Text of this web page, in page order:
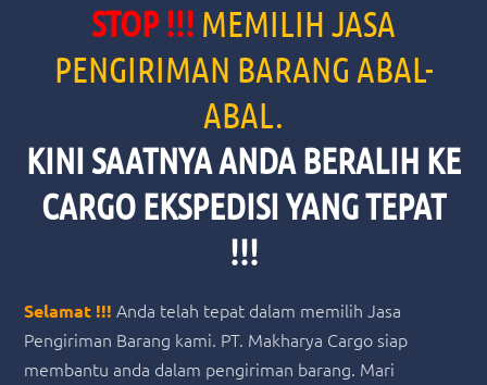
STOP !!! MEMILIH JASA
PENGIRIMAN BARANG ABAL-
ABAL.
KINI SAATNYA ANDA BERALIH KE
CARGO EKSPEDISI YANG TEPAT
!!!
Selamat !!!Anda telah tepat dalam memilih Jasa
Pengiriman Barang kami. PT. Makharya Cargo siap
membantu anda dalam pengiriman barang. Mari